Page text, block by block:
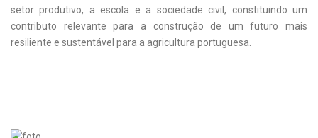
setor produtivo, a escola e a sociedade civil, constituindo um
contributo relevante para a construção de um futuro mais
resiliente e sustentável para a agricultura portuguesa.